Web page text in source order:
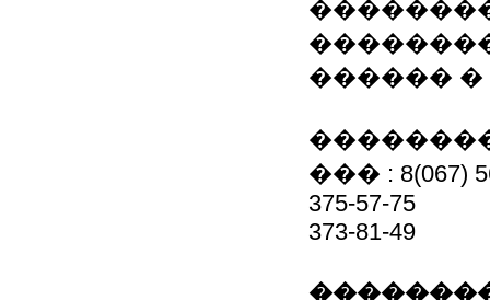
������ �
��� : 8(067)
375-57-75
373-81-49